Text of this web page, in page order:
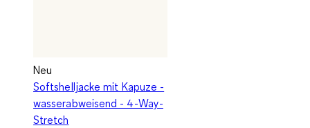
Neu
Softshelljacke mit Kapuze -
wasserabweisend - 4-Way-
Stretch